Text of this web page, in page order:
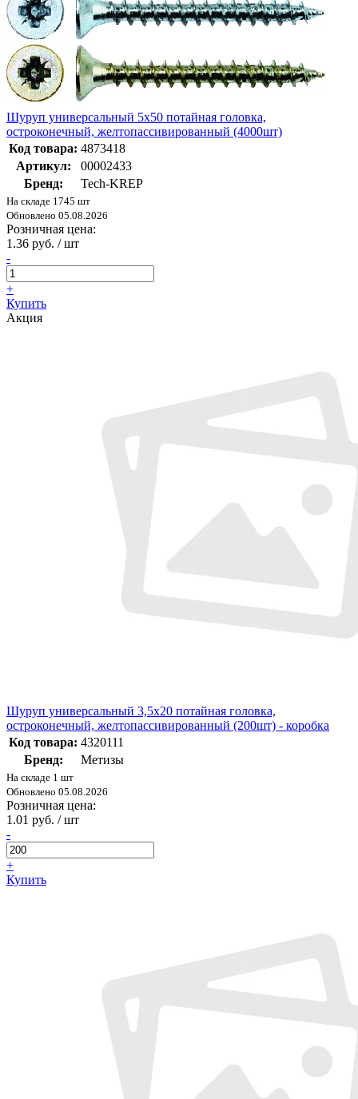
Шуруп универсальный 5х50 потайная головка,
остроконечный, желтопассивированный (4000шт)
Код товара: 4873418
Артикул:
00002433
Бренд:
Tech-KREP
На складе 1745 шт
Обновлено 05.08.2026
Розничная цена:
1.36 руб. / шт
-
+
Купить
Акция
Шуруп универсальный 3,5х20 потайная головка,
остроконечный, желтопассивированный (200шт) - коробка
Код товара: 4320111
Бренд:
Метизы
На складе 1 шт
Обновлено 05.08.2026
Розничная цена:
1.01 руб. / шт
-
+
Купить